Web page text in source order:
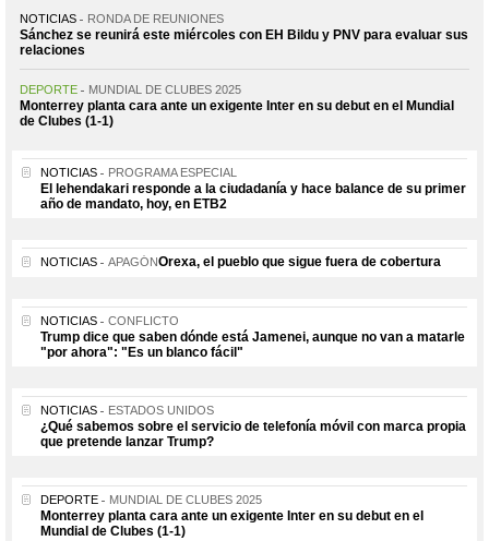
NOTICIAS RONDA DE REUNIONES
Sánchez se reunirá este miércoles con EH Bildu y PNV para evaluar sus
relaciones
DEPORTE MUNDIAL DE CLUBES 2025
Monterrey planta cara ante un exigente Inter en su debut en el Mundial
de Clubes (1-1)
NOTICIAS PROGRAMA ESPECIAL
El lehendakari responde a la ciudadanía y hace balance de su primer
año de mandato, hoy, en ETB2
NOTICIAS APAGÓNOrexa, el pueblo que sigue fuera de cobertura
NOTICIAS CONFLICTO
Trump dice que saben dónde está Jamenei, aunque no van a matarle
"por ahora": "Es un blanco fácil"
NOTICIAS ESTADOS UNIDOS
¿Qué sabemos sobre el servicio de telefonía móvil con marca propia
que pretende lanzar Trump?
DEPORTE MUNDIAL DE CLUBES 2025
Monterrey planta cara ante un exigente Inter en su debut en el
Mundial de Clubes (1-1)